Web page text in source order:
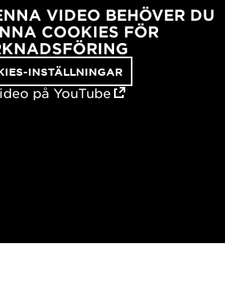
VIDEO BEHÖVER DU
COOKIES FÖR
INSTÄLLNINGAR
på YouTube